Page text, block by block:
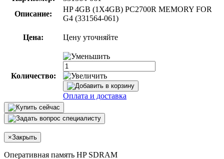
Описание:
HP 4GB (1X4GB) PC2700R MEMORY FOR
G4 (331564-061)
Цена: Цену уточняйте
Количество:
Оплата и доставка
×Закрыть
Оперативная память HP SDRAM